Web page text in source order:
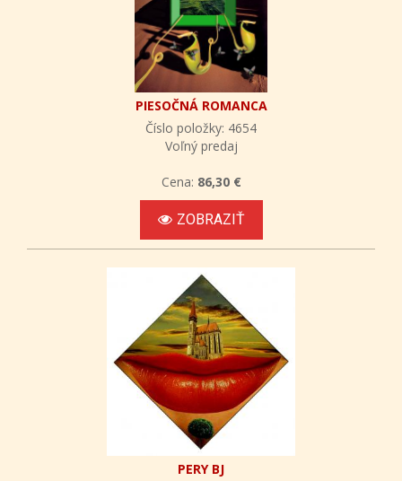
PIESOČNÁ ROMANCA
Číslo položky: 4654
Voľný predaj
Cena: 86,30 €
ZOBRAZIŤ
PERY BJ